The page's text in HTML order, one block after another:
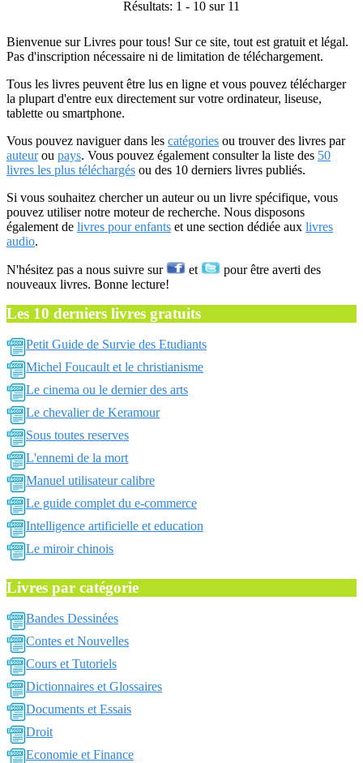
Résultats: 1 - 10 sur 11
Bienvenue sur Livres pour tous! Sur ce site, tout est gratuit et légal.
Pas d'inscription nécessaire ni de limitation de téléchargement.
Tous les livres peuvent être lus en ligne et vous pouvez télécharger
la plupart d'entre eux directement sur votre ordinateur, liseuse,
tablette ou smartphone.
Vous pouvez naviguer dans les catégories ou trouver des livres par
auteurou pays. Vous pouvez également consulter la liste des 50
livres les plus téléchargés ou des 10 derniers livres publiés.
Si vous souhaitez chercher un auteur ou un livre spécifique, vous
pouvez utiliser notre moteur de recherche. Nous disposons
également de livres pour enfants et une section dédiée aux livres
audio.
N'hésitez pas a nous suivre sur et
pour être averti des
nouveaux livres. Bonne lecture!
Les 10 derniers livres gratuits
Petit Guide de Survie des Etudiants
Michel Foucault et le christianisme
Le cinema ou le dernier des arts
Le chevalier de Keramour
Sous toutes reserves
L'ennemi de la mort
Manuel utilisateur calibre
Le guide complet du e-commerce
Intelligence artificielle et education
Le miroir chinois
Livres par catégorie
Bandes Dessinées
Contes et Nouvelles
Cours et Tutoriels
Dictionnaires et Glossaires
Documents et Essais
Droit
Economie et Finance